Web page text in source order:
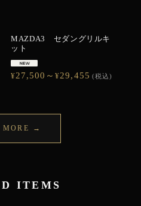
MAZDA3 セダングリルキ
ット
¥27,500～¥29,455 (税込)
ITEMS